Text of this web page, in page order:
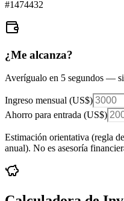
#1474432
¿Me alcanza?
Averígualo en 5 segundos —
Ingreso mensual (US$)
Ahorro para entrada (US$)
Estimación orientativa (regla
anual). No es asesoría